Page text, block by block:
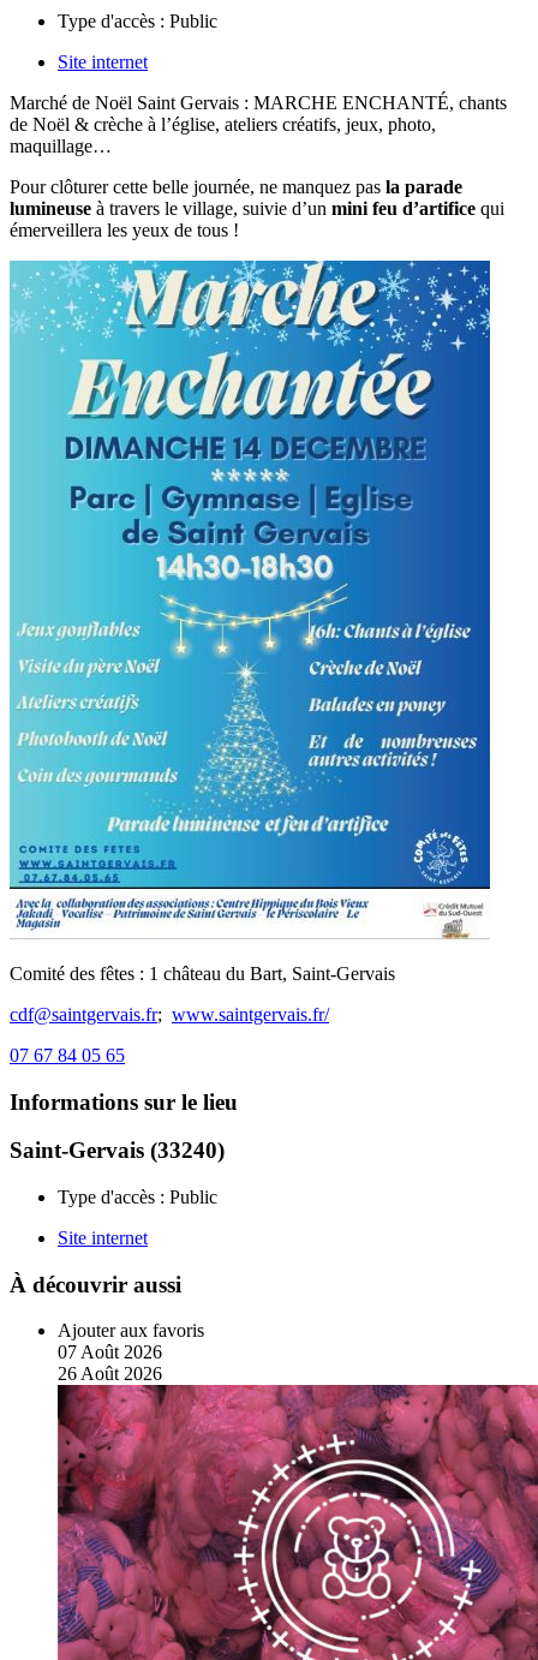
Type d'accès : Public
Site internet
Marché de Noël Saint Gervais : MARCHE ENCHANTÉ, chants
de Noël & crèche à l’église, ateliers créatifs, jeux, photo,
maquillage…
Pour clôturer cette belle journée, ne manquez pas la parade
lumineuse à travers le village, suivie d’un mini feu d’artifice qui
émerveillera les yeux de tous !
Comité des fêtes : 1 château du Bart, Saint-Gervais
cdf@saintgervais.fr; www.saintgervais.fr/
07 67 84 05 65
Informations sur le lieu
Saint-Gervais (33240)
Type d'accès : Public
Site internet
À découvrir aussi
Ajouter aux favoris
07Août 2026
26Août 2026